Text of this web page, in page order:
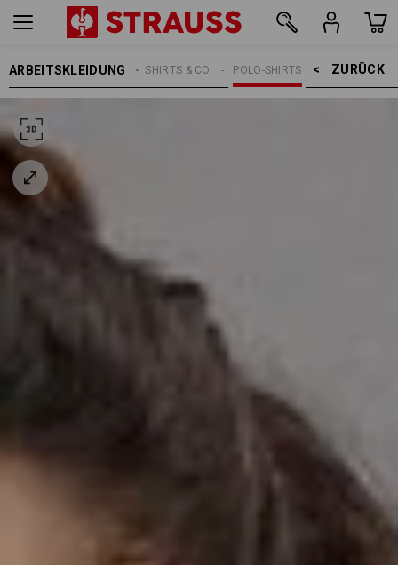
ARBEITSKLEIDUNG ZURÜCK    >
POLO-SHIRTS
SHIRTS & CO.
DAMEN